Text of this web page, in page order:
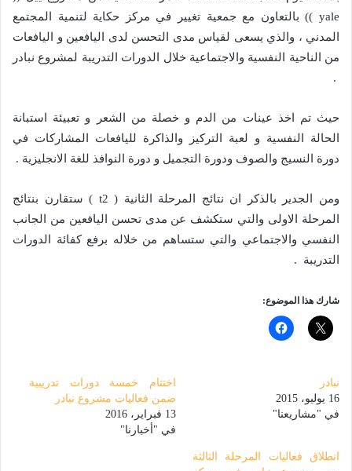
yale )) بالتعاون مع جمعية تغيير في مركز حكاية لتنمية المجتمع
المدني ، والذي يسعى لقياس مدى التحسن لدى اليافعين و اليافعات
من الناحية النفسية والاجتماعية خلال الدورات التدريبة لمشروع نبادر
.
حيث تم اخذ عينات من الدم و خصلة من الشعر و تعبيئة استبانة
الحالة النفسية و لعبة التركيز والذاكرة لليافعات المشاركات في
دورة النسيج والصوف ودورة التجميل و دورة النوافذ للغة الانجليزية .
ومن الجدير بالذكر ان نتائج المرحلة الثانية ( t2 ) ستقارن بنتائج
المرحلة الاولى والتي ستكشف عن مدى تحسن اليافعين من الجانب
النفسي والاجتماعي والتي ستساهم من خلاله برفع كفائة الدورات
التدريبة .
شارك هذا الموضوع:
نبادر
16 يوليو، 2015
في "مشاريعنا"
اختتام خمسة دورات تدريبية
ضمن فعاليات مشروع نبادر
13 فبراير، 2016
في "أخبارنا"
انطلاق فعاليات المرحلة الثالثة